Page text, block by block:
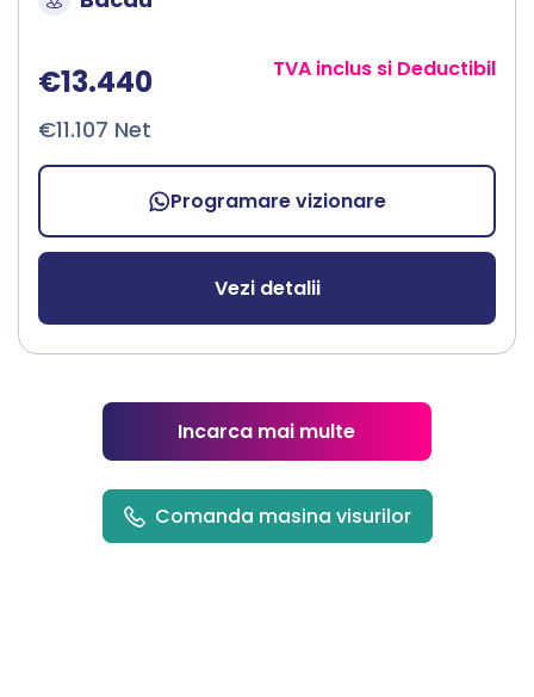
€13.440
€11.107 Net
TVA inclus si Deductibil
Programare vizionare
Vezi detalii
Incarca mai multe
Comanda masina visurilor